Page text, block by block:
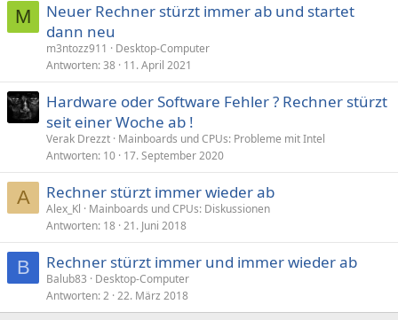
M
Neuer Rechner stürzt immer ab und startet
dann neu
m3ntozz911
Desktop-Computer
Antworten 38 11. April 2021
Hardware oder Software Fehler ? Rechner stürzt
seit einer Woche ab !
Verak Drezzt Mainboards und CPUs: Probleme mit Intel
Antworten 10 17. September 2020
A Rechner stürzt immer wieder ab
Alex_Kl
Mainboards und CPUs: Diskussionen
Antworten 18 21. Juni 2018
B Rechner stürzt immer und immer wieder ab
Balub83
Desktop-Computer
Antworten 2 22. März 2018